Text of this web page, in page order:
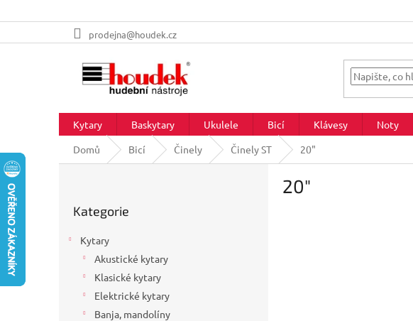
na
prodejna@houdek.cz
Kytary Baskytary Ukulele Bicí Klávesy Noty
Domů
Bicí Činely Činely ST 20"
kategorie
Kategorie
Kytary
Akustické kytary
Klasické kytary
Elektrické kytary
Banja, mandolíny
20"